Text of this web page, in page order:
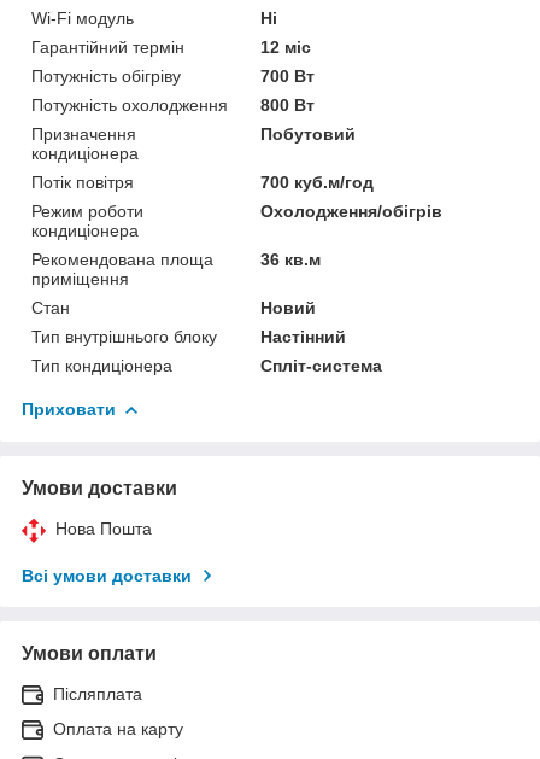
Wi-Fi модуль
Ні
Гарантійний термін
12 міс
Потужність обігріву
700 Вт
Потужність охолодження
800 Вт
Призначення
кондиціонера
Побутовий
Потік повітря
700 куб.м/год
Режим роботи
кондиціонера
Охолодження/обігрів
Рекомендована площа
приміщення
36 кв.м
Стан
Новий
Тип внутрішнього блоку
Настінний
Тип кондиціонера
Спліт-система
Приховати
Умови доставки
Нова Пошта
Всі умови доставки
Умови оплати
Післяплата
Оплата на карту